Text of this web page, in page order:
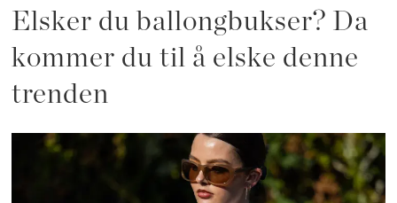
Elsker du ballongbukser? Da
kommer du til å elske denne
trenden